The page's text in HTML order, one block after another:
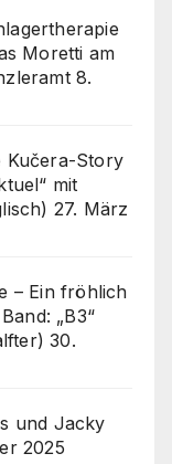
Moretti am
8.
Kučera-Story
mit
27. März
– Ein fröhlich
„B3“
30.
und Jacky
2025